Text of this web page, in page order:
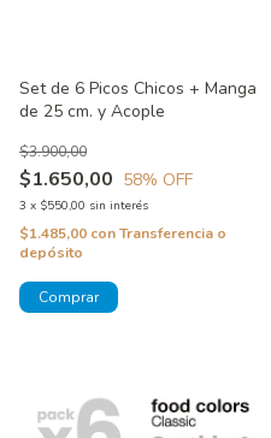
Set de 6 Picos Chicos + Manga
de 25 cm. y Acople
$1.650,00
$3.900,00
58% OFF
3 x $550,00 sin interés
$1.485,00 conTransferencia o
depósito